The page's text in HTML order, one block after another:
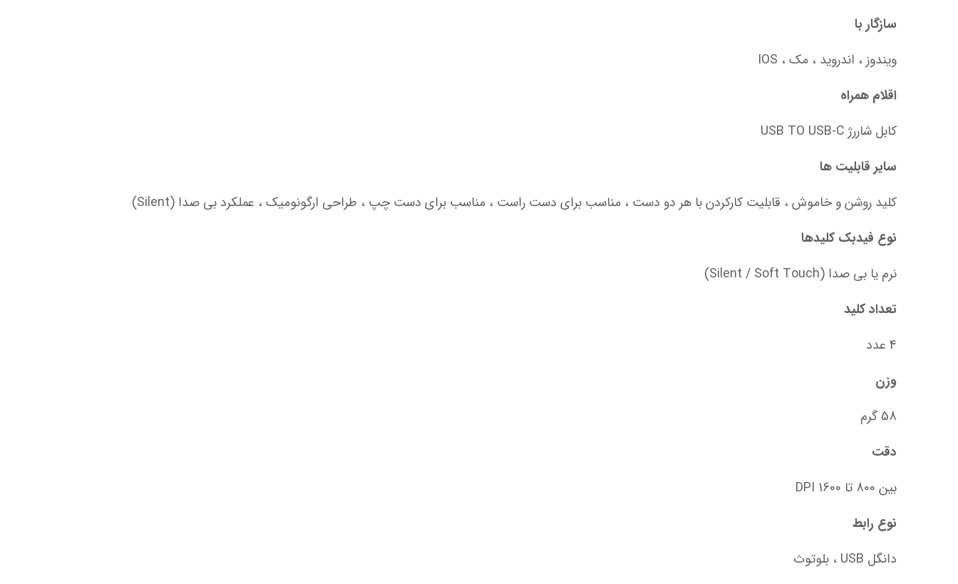
سازگار با
ویندوز ، اندروید ، مک ، IOS
اقلام همراه
کابل شاررژ USB TO USB-C
سایر قابلیت‌ ها
کلید روشن و خاموش ، قابلیت کارکردن با هر دو دست ، مناسب برای دست راست ، مناسب برای دست چپ ، طراحی ارگونومیک ، عملکرد بی صدا (Silent)
نوع فیدبک کلیدها
نرم یا بی صدا (Silent / Soft Touch)
تعداد کلید
4 عدد
وزن
58 گرم
دقت
بین 800 تا 1600 DPI
نوع رابط
دانگل USB ، بلوتوث